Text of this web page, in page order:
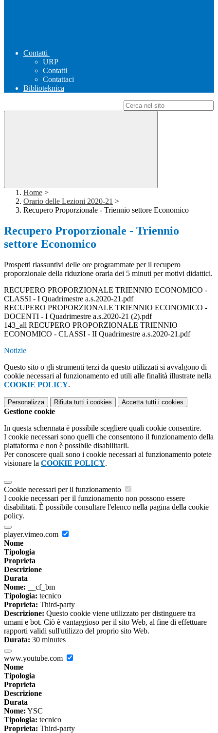
Contatti
URP
Contatti
Contattaci
Biblioteknica
Home >
Orario delle Lezioni 2020-21 >
Recupero Proporzionale - Triennio settore Economico
Recupero Proporzionale - Triennio
settore Economico
Prospetti riassuntivi delle ore programmate per il recupero
proporzionale della riduzione oraria dei 5 minuti per motivi didattici.
RECUPERO PROPORZIONALE TRIENNIO ECONOMICO -
CLASSI - I Quadrimestre a.s.2020-21.pdf
RECUPERO PROPORZIONALE TRIENNIO ECONOMICO -
DOCENTI - I Quadrimestre a.s.2020-21 (2).pdf
143_all RECUPERO PROPORZIONALE TRIENNIO
ECONOMICO - CLASSI - II Quadrimestre a.s.2020-21.pdf
Notizie
Questo sito o gli strumenti terzi da questo utilizzati si avvalgono di
cookie necessari al funzionamento ed utili alle finalità illustrate nella
COOKIE POLICY.
Personalizza Rifiuta tutti i cookies Accetta tutti i cookies
Gestione cookie
In questa schermata è possibile scegliere quali cookie consentire.
I cookie necessari sono quelli che consentono il funzionamento della
piattaforma e non è possibile disabilitarli.
Per conoscere quali sono i cookie necessari al funzionamento potete
visionare la COOKIE POLICY.
Cookie necessari per il funzionamento
I cookie necessari per il funzionamento non possono essere
disabilitati. È possibile consultare l'elenco nella pagina della cookie
policy.
player.vimeo.com
Nome
Tipologia
Proprieta
Descrizione
Durata
Nome: __cf_bm
Tipologia: tecnico
Proprieta: Third-party
Descrizione: Questo cookie viene utilizzato per distinguere tra
umani e bot. Ciò è vantaggioso per il sito Web, al fine di effettuare
rapporti validi sull'utilizzo del proprio sito Web.
Durata: 30 minutes
www.youtube.com
Nome
Tipologia
Proprieta
Descrizione
Durata
Nome: YSC
Tipologia: tecnico
Proprieta: Third-party